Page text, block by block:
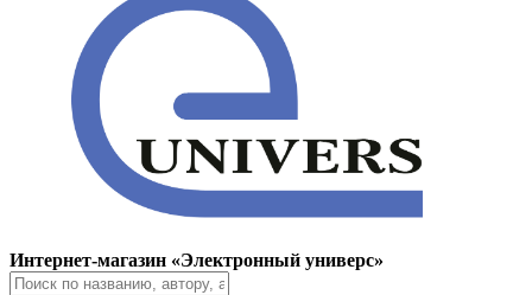
Интернет-магазин «Электронный универс»